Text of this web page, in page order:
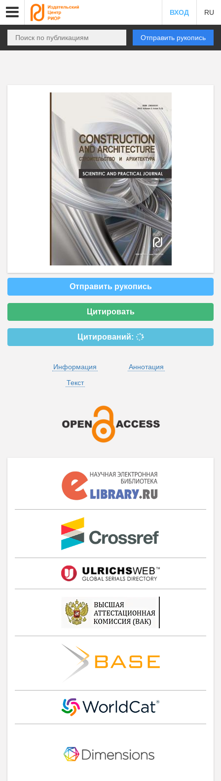
ВХОД RU
Отправить рукопись
Отправить рукопись
Цитировать
Цитирований:
Информация
Аннотация
Текст